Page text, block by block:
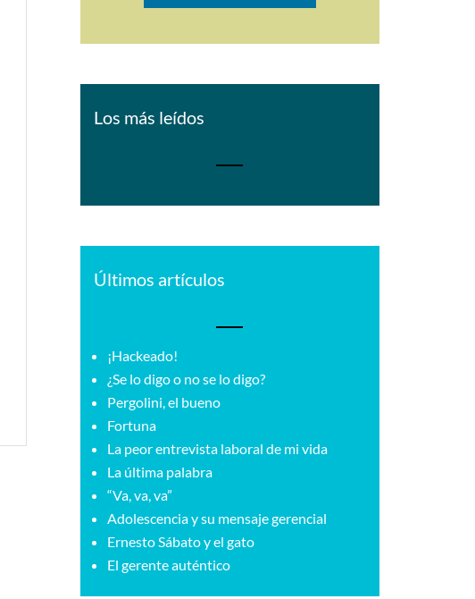
Los más leídos
Últimos artículos
¡Hackeado!
¿Se lo digo o no se lo digo?
Pergolini, el bueno
Fortuna
La peor entrevista laboral de mi vida
La última palabra
“Va, va, va”
Adolescencia y su mensaje gerencial
Ernesto Sábato y el gato
El gerente auténtico